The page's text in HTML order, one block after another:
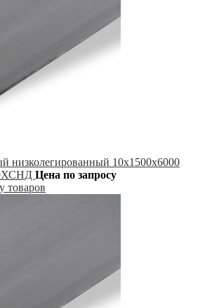
низколегированный 10х1500х6000
Цена по запросу
товаров